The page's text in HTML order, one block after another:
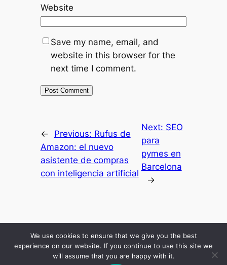
Website
Save my name, email, and
website in this browser for the
next time I comment.
← Previous: Rufus de
Amazon: el nuevo
asistente de compras
con inteligencia artificial
Next: SEO
para
pymes en
Barcelona
→
ResultadosMis SecretosBlog EconomicoPodcastAbout Me
Comunidad
We use cookies to ensure that we give you the best
experience on our website. If you continue to use this site we
will assume that you are happy with it.